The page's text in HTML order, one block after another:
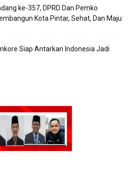
ke-357, DPRD Dan Pemko
Kota Pintar, Sehat, Dan Maju
Siap Antarkan Indonesia Jadi